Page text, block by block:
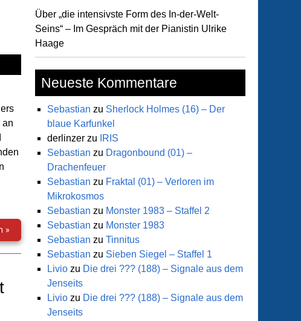
Imperiums
Die
Van
an
»Star
Wars
–
Imperiums
Über „die intensivste Form des In-der-Welt-
Seins“ – Im Gespräch mit der Pianistin Ulrike
Haage
Neueste Kommentare
Sebastian zu Sherlock Holmes (16) – Der
blaue Karfunkel
derlinzer zu
IRIS
Sebastian zu Dragonbound (01) –
Drachenfeuer
Sebastian zu Fraktal (01) – Verloren im
Mikrokosmos
Sebastian zu Monster 1983 – Staffel 2
Sebastian zu Monster 1983
Sebastian zu Tinnitus
Sebastian zu Sieben Siegel – Staffel 1
Livio zu Die drei ??? (188) – Signale aus dem
Jenseits
Livio zu Die drei ??? (188) – Signale aus dem
Jenseits